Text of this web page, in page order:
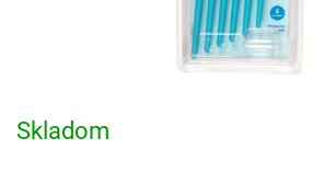
Skladom